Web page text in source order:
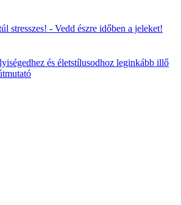
stresszes! - Vedd észre időben a jeleket!
és életstílusodhoz leginkább illő